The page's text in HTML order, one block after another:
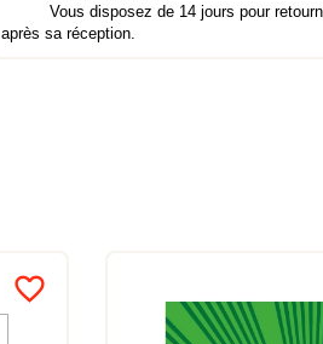
Vous disposez de 14 jours pour
après sa réception.
favorite_border